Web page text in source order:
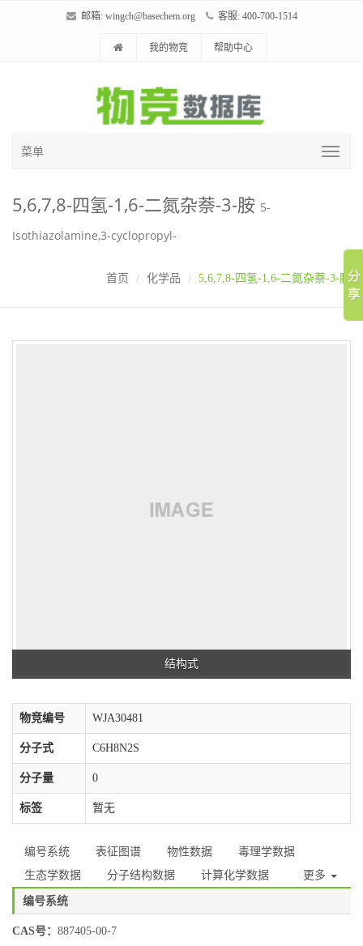
邮箱: wingch@basechem.org 客服: 400-700-1514
我的物竞 帮助中心
菜单
5,6,7,8-四氢-1,6-二氮杂萘-3-胺 5-
Isothiazolamine,3-cyclopropyl-
首页 化学品 5,6,7,8-四氢-1,6-二氮杂萘-3-胺
结构式
物竞编号 WJA30481
分子式 C6H8N2S
分子量 0
标签 暂无
编号系统 表征图谱 物性数据
毒理学数据
生态学数据
分子结构数据 计算化学数据 更多
编号系统
CAS号： 887405-00-7